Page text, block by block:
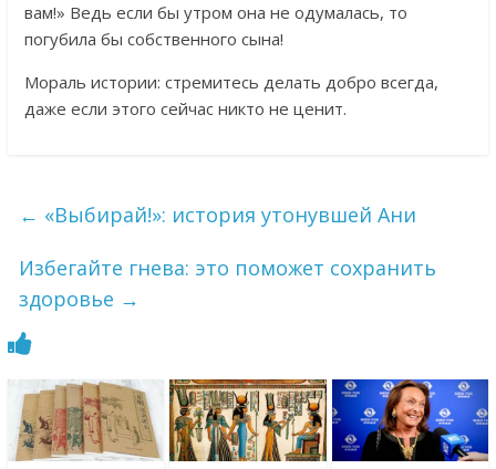
вам!» Ведь если бы утром она не одумалась, то
погубила бы собственного сына!
Мораль истории: стремитесь делать добро всегда,
даже если этого сейчас никто не ценит.
← «Выбирай!»: история утонувшей Ани
Избегайте гнева: это поможет сохранить
здоровье →